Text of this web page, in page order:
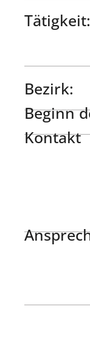
Tätigkeit:
Bezirk:
Beginn
Kontakt